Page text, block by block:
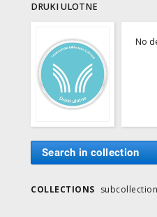
DRUKI ULOTNE
No
Search in collection
COLLECTIONS